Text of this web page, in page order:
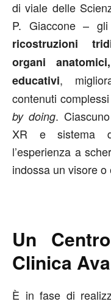
di viale delle
P. Giaccone –
ricostruzioni
organi
educativi,
contenuti
by doing.
XR e sistema
l’esperienza a
indossa un visore
Un
Clinica
È in fase di